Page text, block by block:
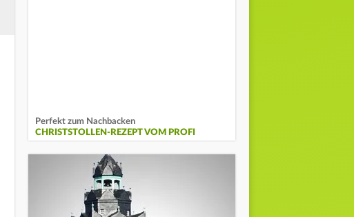
Perfekt zum Nachbacken
CHRISTSTOLLEN-REZEPT VOM PROFI